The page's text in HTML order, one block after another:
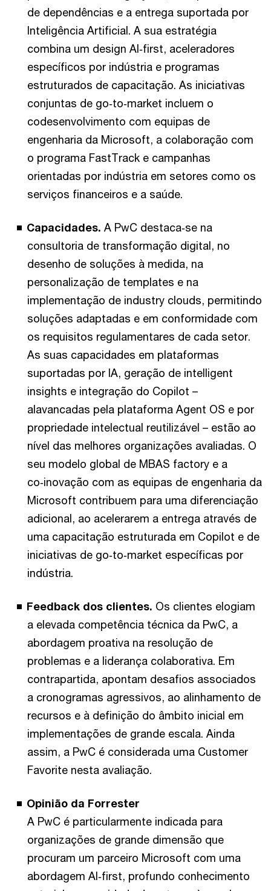
de dependências e a entrega suportada por
Inteligência Artificial. A sua estratégia
combina um design AI‑first, aceleradores
específicos por indústria e programas
estruturados de capacitação. As iniciativas
conjuntas de go‑to‑market incluem o
codesenvolvimento com equipas de
engenharia da Microsoft, a colaboração com
o programa FastTrack e campanhas
orientadas por indústria em setores como os
serviços financeiros e a saúde.
Capacidades. A PwC destaca‑se na
consultoria de transformação digital, no
desenho de soluções à medida, na
personalização de templates e na
implementação de industry clouds, permitindo
soluções adaptadas e em conformidade com
os requisitos regulamentares de cada setor.
As suas capacidades em plataformas
suportadas por IA, geração de intelligent
insights e integração do Copilot –
alavancadas pela plataforma Agent OS e por
propriedade intelectual reutilizável – estão ao
nível das melhores organizações avaliadas. O
seu modelo global de MBAS factory e a
co‑inovação com as equipas de engenharia da
Microsoft contribuem para uma diferenciação
adicional, ao acelerarem a entrega através de
uma capacitação estruturada em Copilot e de
iniciativas de go‑to‑market específicas por
indústria.
Feedback dos clientes. Os clientes elogiam
a elevada competência técnica da PwC, a
abordagem proativa na resolução de
problemas e a liderança colaborativa. Em
contrapartida, apontam desafios associados
a cronogramas agressivos, ao alinhamento de
recursos e à definição do âmbito inicial em
implementações de grande escala. Ainda
assim, a PwC é considerada uma Customer
Favorite nesta avaliação.
Opinião da Forrester
A PwC é particularmente indicada para
organizações de grande dimensão que
procuram um parceiro Microsoft com uma
abordagem AI‑first, profundo conhecimento